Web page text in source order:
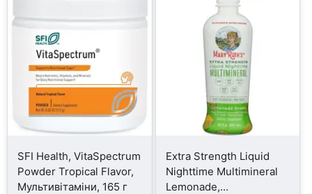
SFI Health, VitaSpectrum
Powder Tropical Flavor,
Мультивітаміни, 165 г
Extra Strength Liquid
Nighttime Multimineral
Lemonade,